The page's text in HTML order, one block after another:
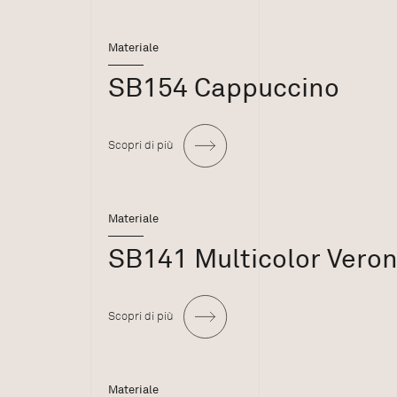
Materiale
SB154 Cappuccino
Scopri di più
Materiale
SB141 Multicolor
Scopri di più
Materiale